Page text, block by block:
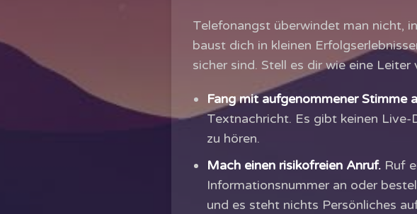
Telefonangst überwindet man nicht,
baust dich in kleinen
sicher sind. Stell es dir wie eine
Fang mit aufgenommener Stimme
Textnachricht. Es gibt keinen
zu hören.
Mach einen risikofreien Anruf. Ruf
Informationsnummer an oder
und es steht nichts Persönliches